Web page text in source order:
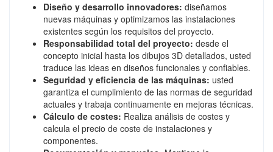
Diseño y desarrollo innovadores: diseñamos
nuevas máquinas y optimizamos las instalaciones
existentes según los requisitos del proyecto.
Responsabilidad total del proyecto: desde el
concepto inicial hasta los dibujos 3D detallados, usted
traduce las ideas en diseños funcionales y confiables.
Seguridad y eficiencia de las máquinas: usted
garantiza el cumplimiento de las normas de seguridad
actuales y trabaja continuamente en mejoras técnicas.
Cálculo de costes: Realiza análisis de costes y
calcula el precio de coste de instalaciones y
componentes.